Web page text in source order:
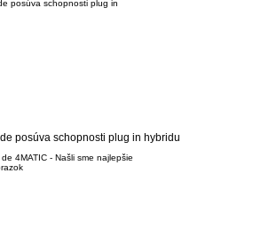
posúva schopnosti plug in hybridu